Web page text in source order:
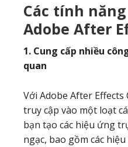
Các tính
Adobe After
1. Cung cấp nhiều
quan
Với Adobe After Effects
truy cập vào một loạt
bạn tạo các hiệu ứng
ngạc, bao gồm các